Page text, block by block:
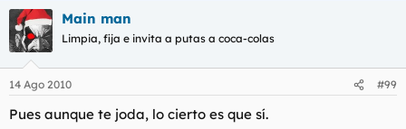
Main man
Limpia, fija e invita a putas a coca-colas
14 Ago 2010 #99
Pues aunque te joda, lo cierto es que sí.